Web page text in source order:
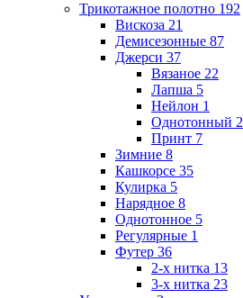
Трикотажное полотно 192
Вискоза 21
Демисезонные 87
Джерси 37
Вязаное 22
Лапша 5
Нейлон 1
Однотонный 2
Принт 7
Зимние 8
Кашкорсе 35
Кулирка 5
Нарядное 8
Однотонное 5
Регулярные 1
Футер 36
2-х нитка 13
3-х нитка 23